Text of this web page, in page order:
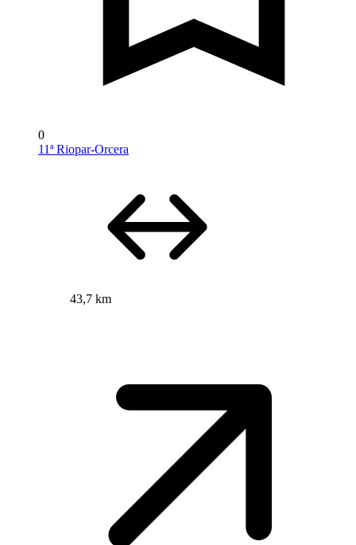
0
11ª Riopar-Orcera
43,7 km